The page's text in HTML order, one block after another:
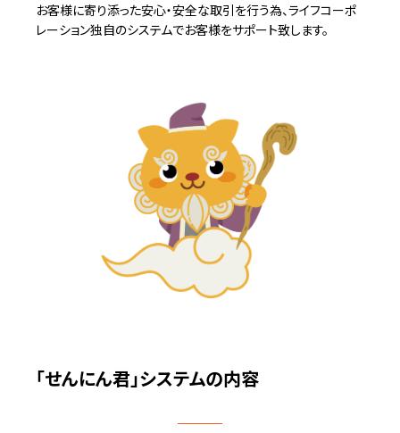
お客様に寄り添った安心・安全な取引を行う為、ライフコーポ
レーション独自のシステムでお客様をサポート致します。
「せんにん君」システムの内容